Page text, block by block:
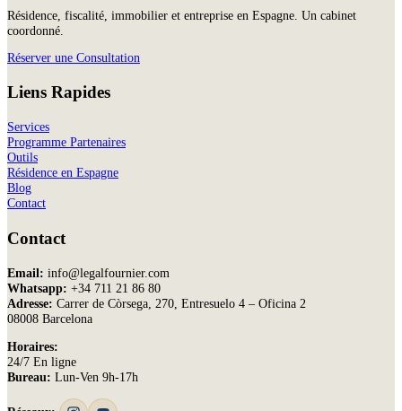
Résidence, fiscalité, immobilier et entreprise en Espagne. Un cabinet
coordonné.
Réserver une Consultation
Liens Rapides
Services
Programme Partenaires
Outils
Résidence en Espagne
Blog
Contact
Contact
Email: info@legalfournier.com
Whatsapp: +34 711 21 86 80
Adresse: Carrer de Còrsega, 270, Entresuelo 4 – Oficina 2
08008 Barcelona
Horaires:
24/7 En ligne
Bureau: Lun-Ven 9h-17h